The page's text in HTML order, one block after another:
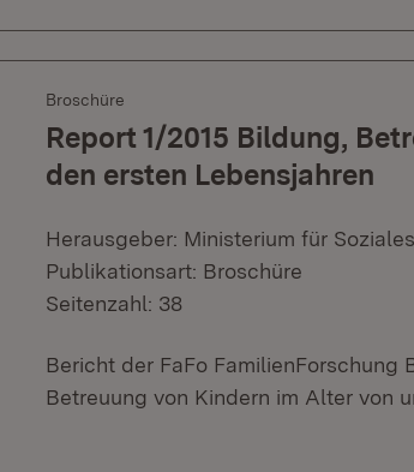
Broschüre
Report 1/2015 Bildung,
den ersten Lebensjahren
Herausgeber: Ministerium für
Publikationsart: Broschüre
Seitenzahl: 38
Bericht der FaFo
Betreuung von Kindern im Alter von